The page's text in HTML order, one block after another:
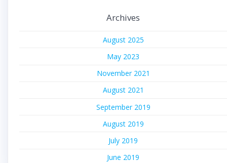
Archives
August 2025
May 2023
November 2021
August 2021
September 2019
August 2019
July 2019
June 2019